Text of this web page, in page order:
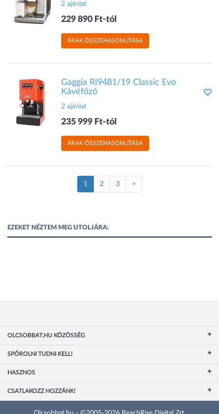
2 ajánlat
229 890 Ft-tól
ÁRAK ÖSSZEHASONLÍTÁSA
Gaggia RI9481/19 Classic Evo
Kávéfőző
2 ajánlat
235 999 Ft-tól
ÁRAK ÖSSZEHASONLÍTÁSA
1 (Jelenlegi
oldal)
2 3 >
EZEKET NÉZTEM MEG UTOLJÁRA:
OLCSOBBAT.HU KÖZÖSSÉG
SPÓROLNI TUDNI KELL!
HASZNOS
CSATLAKOZZ HOZZÁNK!